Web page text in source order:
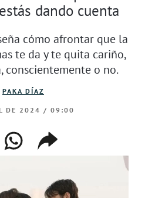
dando cuenta
cómo afrontar que la
te da y te quita cariño,
conscientemente o no.
PAKA DÍAZ
DE 2024 / 09:00
whatsappcompartir
enlace